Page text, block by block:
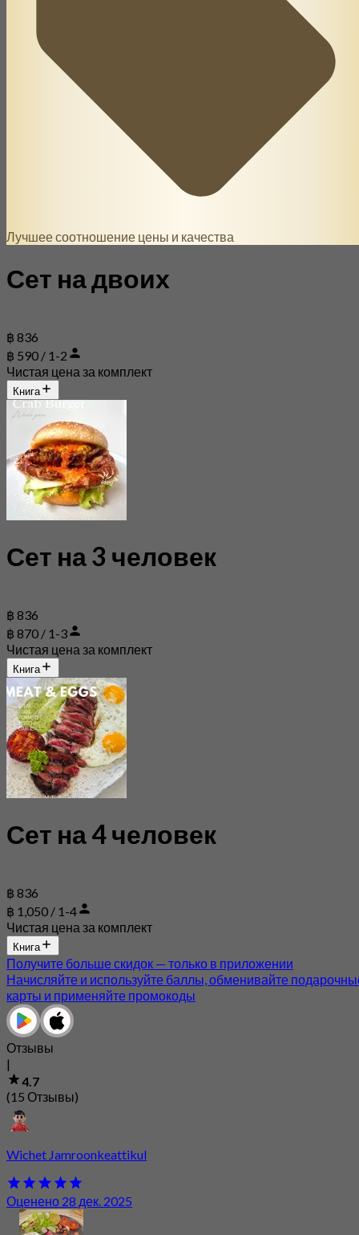
Лучшее соотношение цены и качества
Сет на двоих
฿ 836
฿ 590 / 1-2
Чистая цена за комплект
Книга
Сет на 3 человек
฿ 836
฿ 870 / 1-3
Чистая цена за комплект
Книга
Сет на 4 человек
฿ 836
฿ 1,050 / 1-4
Чистая цена за комплект
Книга
Получите больше скидок — только в приложении
Начисляйте и используйте баллы, обменивайте
карты и применяйте промокоды
Отзывы
|
4.7
(15 Отзывы)
Wichet Jamroonkeattikul
Оценено 28 дек. 2025